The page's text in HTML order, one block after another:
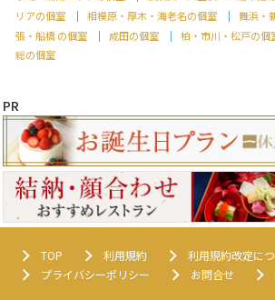
リアの個室
相模原・厚木・海老名の個室 舞浜・
張・船橋 の個室
成田の個室 柏・市川・松戸の個
総の個室
PR
TOP 利用規約
利用規約改定に
プライバシーポリシー
お問合せ